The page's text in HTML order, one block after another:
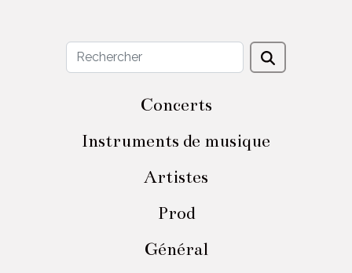
Concerts
Instruments de musique
Artistes
Prod
Général